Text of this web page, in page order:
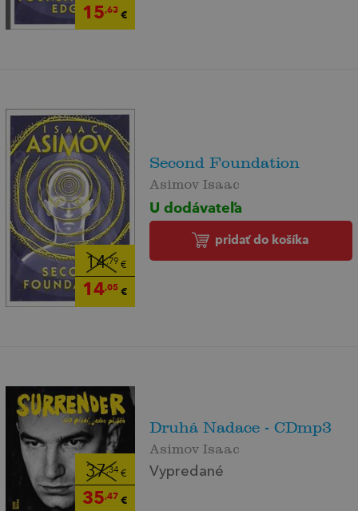
15,63€
14,79 €
14,05€
Second Foundation
Asimov Isaac
U dodávateľa
pridať do košíka
37,34€
35,47 €
Druhá Nadace - CDmp3
Asimov Isaac
Vypredané